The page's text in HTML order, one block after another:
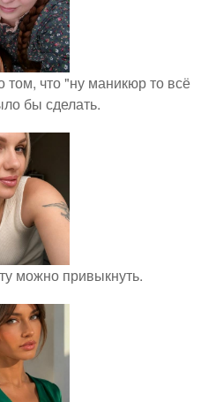
что "ну маникюр то всё
бы сделать.
можно привыкнуть.